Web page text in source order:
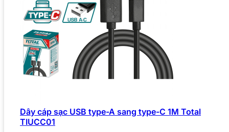
Dây cáp sạc USB type-A sang type-C 1M Total
TIUCC01